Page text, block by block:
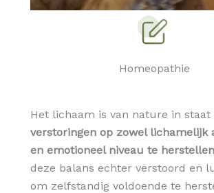
Homeopathie
Het lichaam is van nature in staat
verstoringen op zowel lichamelijk
en emotioneel niveau te herstellen
deze balans echter verstoord en
om zelfstandig voldoende te